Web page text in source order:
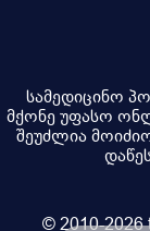
სამედიცინო
მქონე უფასო
შეუძლია
© 2010-2026